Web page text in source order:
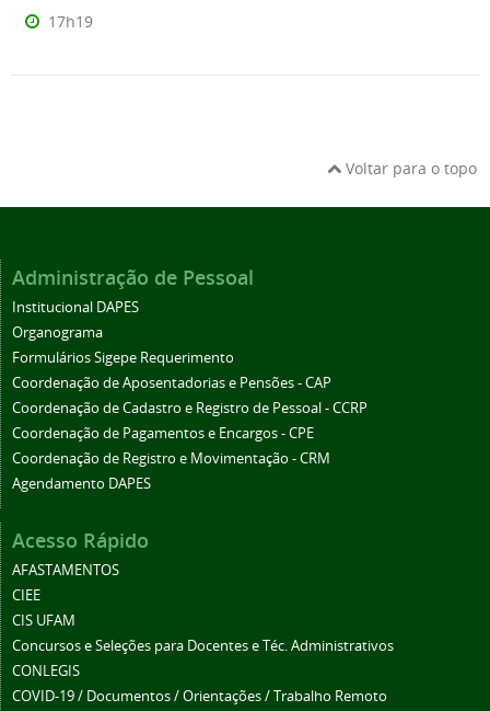
17h19
Voltar para o topo
Administração de Pessoal
Institucional DAPES
Organograma
Formulários Sigepe Requerimento
Coordenação de Aposentadorias e Pensões - CAP
Coordenação de Cadastro e Registro de Pessoal - CCRP
Coordenação de Pagamentos e Encargos - CPE
Coordenação de Registro e Movimentação - CRM
Agendamento DAPES
Acesso Rápido
AFASTAMENTOS
CIEE
CIS UFAM
Concursos e Seleções para Docentes e Téc. Administrativos
CONLEGIS
COVID-19 / Documentos / Orientações / Trabalho Remoto